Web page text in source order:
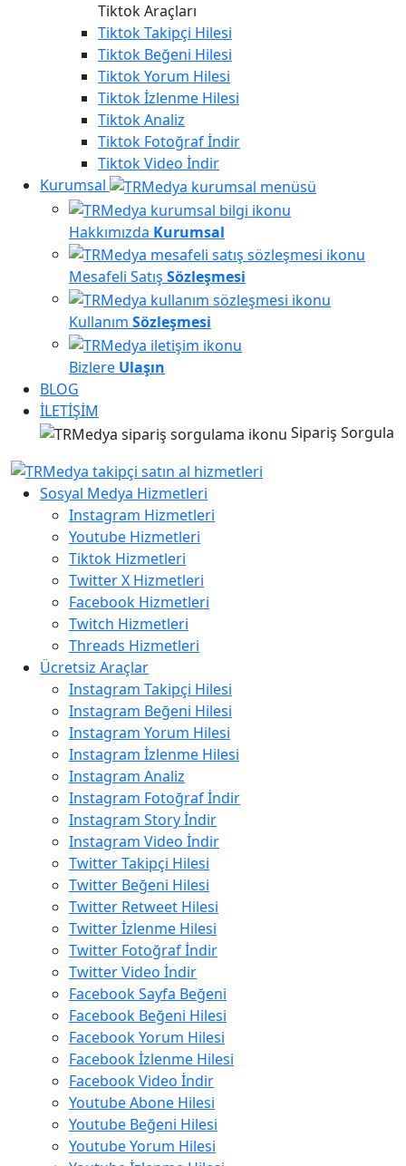
Tiktok Araçları
TiktokTakipçi Hilesi
Tiktok Beğeni Hilesi
TiktokYorum Hilesi
Tiktokİzlenme Hilesi
TiktokAnaliz
Tiktok Fotoğraf İndir
TiktokVideo İndir
Kurumsal
Hakkımızda Kurumsal
Mesafeli Satış Sözleşmesi
Kullanım Sözleşmesi
Bizlere Ulaşın
BLOG
İLETİŞİM
Sipariş Sorgula
Sosyal Medya Hizmetleri
Instagram Hizmetleri
Youtube Hizmetleri
Tiktok Hizmetleri
Twitter X Hizmetleri
Facebook Hizmetleri
Twitch Hizmetleri
Threads Hizmetleri
Ücretsiz Araçlar
Instagram Takipçi Hilesi
Instagram Beğeni Hilesi
Instagram Yorum Hilesi
Instagram İzlenme Hilesi
Instagram Analiz
Instagram Fotoğraf İndir
Instagram Story İndir
Instagram Video İndir
Twitter Takipçi Hilesi
Twitter Beğeni Hilesi
Twitter Retweet Hilesi
Twitter İzlenme Hilesi
Twitter Fotoğraf İndir
Twitter Video İndir
Facebook Sayfa Beğeni
Facebook Beğeni Hilesi
Facebook Yorum Hilesi
Facebook İzlenme Hilesi
Facebook Video İndir
Youtube Abone Hilesi
Youtube Beğeni Hilesi
Youtube Yorum Hilesi